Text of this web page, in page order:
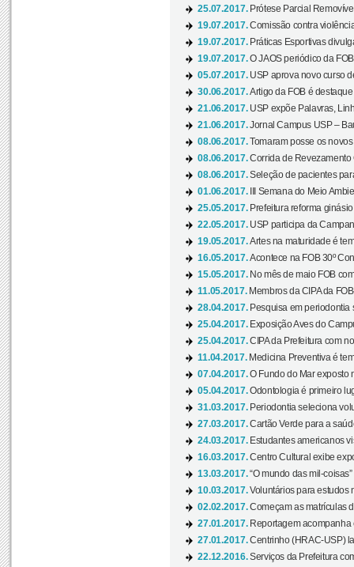
25.07.2017. Prótese Parcial
19.07.2017.Comissão contra
19.07.2017. Práticas Esportivas
19.07.2017.O JAOS periódico da
05.07.2017. USP aprova novo curso
30.06.2017.Artigo da FOB é
21.06.2017. USP expõe Palavras,
21.06.2017.Jornal Campus USP –
08.06.2017.Tomaram posse os
08.06.2017.Corrida de Revezamento
08.06.2017.Seleção de pacientes
01.06.2017.
III Semana do Meio
25.05.2017. Prefeitura reforma
22.05.2017. USP participa da
19.05.2017.Artes na maturidade é
16.05.2017.Acontece na FOB 30º
15.05.2017. No mês de maio FOB
11.05.2017. Membros da CIPA da
28.04.2017. Pesquisa em periodontia
25.04.2017. Exposição Aves do
25.04.2017.CIPA da Prefeitura com
11.04.2017. Medicina Preventiva é
07.04.2017.O Fundo do Mar exposto
05.04.2017.Odontologia é primeiro
31.03.2017. Periodontia seleciona
27.03.2017.Cartão Verde para a
24.03.2017. Estudantes americanos
16.03.2017.Centro Cultural exibe
13.03.2017.“O mundo das mil-
10.03.2017.Voluntários para estudos
02.02.2017.Começam as matrículas
27.01.2017. Reportagem
27.01.2017.Centrinho (HRAC-USP)
22.12.2016.Serviços da Prefeitura